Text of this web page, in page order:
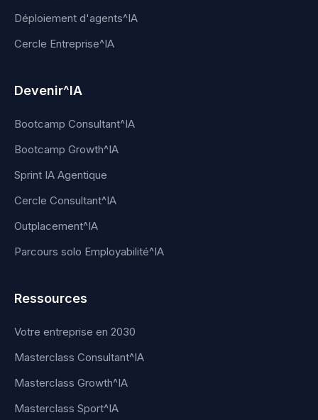
Déploiement d'agents^IA
Cercle Entreprise^IA
Devenir^IA
Bootcamp Consultant^IA
Bootcamp Growth^IA
Sprint IA Agentique
Cercle Consultant^IA
Outplacement^IA
Parcours solo Employabilité^IA
Ressources
Votre entreprise en 2030
Masterclass Consultant^IA
Masterclass Growth^IA
Masterclass Sport^IA